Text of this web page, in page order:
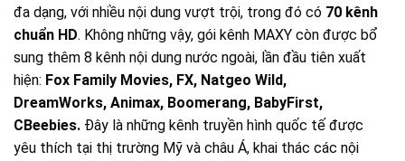
đa dạng, với nhiều nội dung vượt trội, trong đó có 70 kênh
chuẩn HD. Không những vậy, gói kênh MAXY còn được bổ
sung thêm 8 kênh nội dung nước ngoài, lần đầu tiên xuất
hiện: Fox Family Movies, FX, Natgeo Wild,
DreamWorks, Animax, Boomerang, BabyFirst,
CBeebies. Đây là những kênh truyền hình quốc tế được
yêu thích tại thị trường Mỹ và châu Á, khai thác các nội